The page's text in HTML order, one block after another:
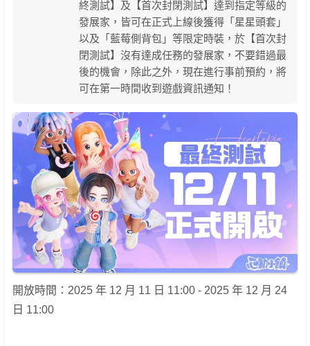
終測試】及【首次封閉測試】達到指定等級的
發展家，皆可在正式上線後獲得「星星頭套」
以及「藍莓側背包」等限定時裝，於【首次封
閉測試】沒有達成任務的發展家，不要錯過最
後的機會，除此之外，現在進行事前預約，將
可在第一時間收到遊戲資訊通知！
開放時間：2025 年 12 月 11 日 11:00 - 2025 年 12 月 24
日 11:00